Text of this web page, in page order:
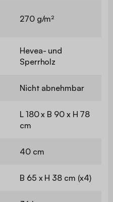
270 g/m²
Hevea- und
Sperrholz
Nicht abnehmbar
L 180 x B 90 x H 78
cm
40 cm
B 65 x H 38 cm (x4)